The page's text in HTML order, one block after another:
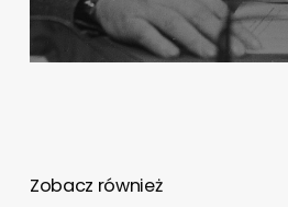
Zobacz również